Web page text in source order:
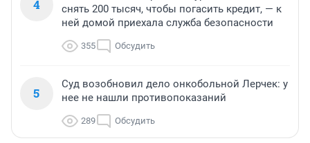
4
снять 200 тысяч, чтобы погасить кредит, — к
ней домой приехала служба безопасности
355 Обсудить
5
Суд возобновил дело онкобольной Лерчек: у
нее не нашли противопоказаний
289 Обсудить